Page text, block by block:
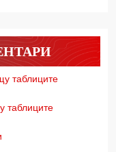
таблиците
таблиците